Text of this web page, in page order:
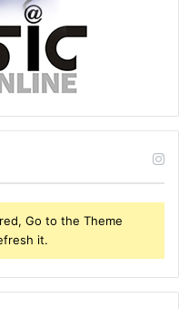
Go to the Theme
it.